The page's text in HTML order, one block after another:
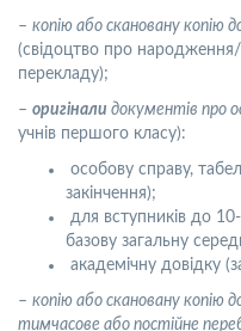
– копію або скановану копію
(свідоцтво про
перекладу);
– оригінали документів про
учнів першого класу):
особову справу,
закінчення);
для вступників до
базову загальну
академічну довідку
– копію або скановану
тимчасове або постійне